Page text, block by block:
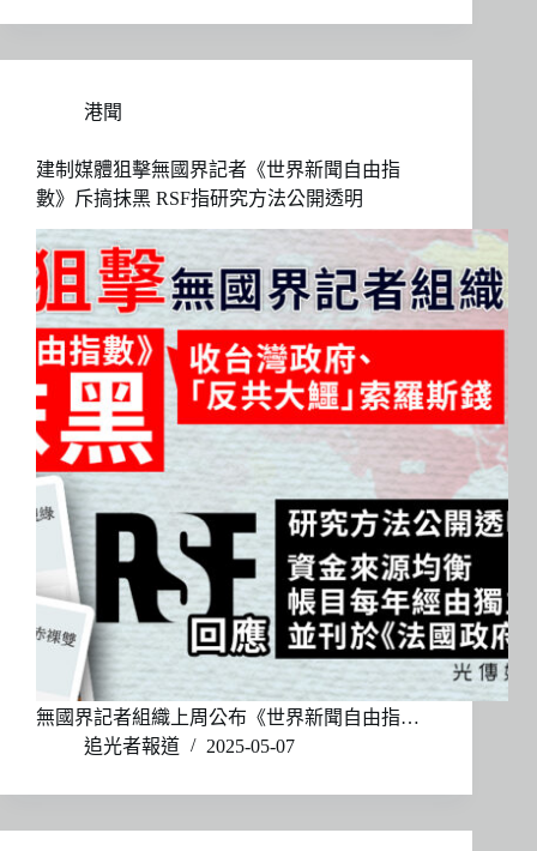
港聞
建制媒體狙擊無國界記者《世界新聞自由指
數》斥搞抹黑 RSF指研究方法公開透明
無國界記者組織上周公布《世界新聞自由指…
追光者報道
2025-05-07